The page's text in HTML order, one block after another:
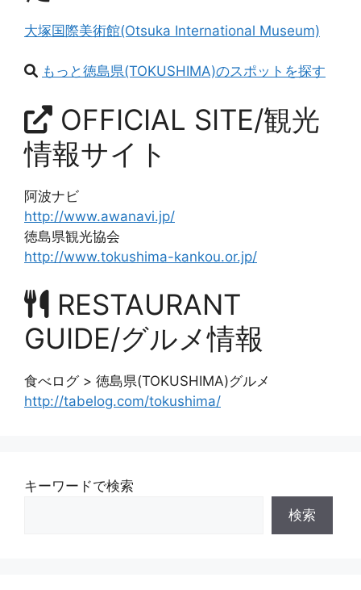
大塚国際美術館(Otsuka International Museum)
もっと徳島県(TOKUSHIMA)のスポットを探す
OFFICIAL SITE/観光
情報サイト
阿波ナビ
http://www.awanavi.jp/
徳島県観光協会
http://www.tokushima-kankou.or.jp/
RESTAURANT
GUIDE/グルメ情報
食べログ > 徳島県(TOKUSHIMA)グルメ
http://tabelog.com/tokushima/
キーワードで検索
検索